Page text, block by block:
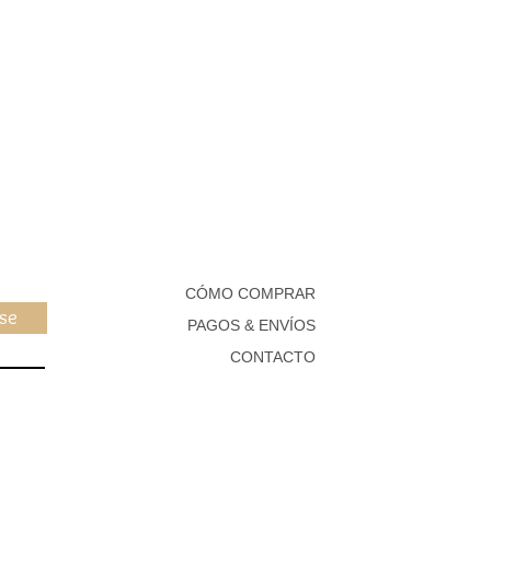
CÓMO COMPRAR
PAGOS & ENVÍOS
CONTACTO